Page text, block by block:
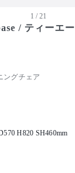
1 / 21
/ ティーエ
ングチェア
H820 SH460mm